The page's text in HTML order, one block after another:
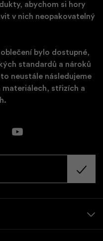
abychom si hory
v nich neopakovatelný
bylo dostupné,
standardů a nároků
neustále následujeme
střizích a